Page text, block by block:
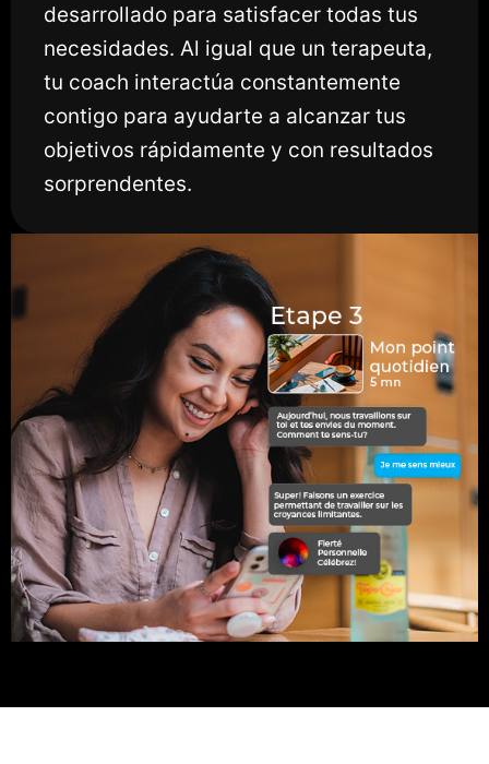
desarrollado para satisfacer todas tus
necesidades. Al igual que un terapeuta,
tu coach interactúa constantemente
contigo para ayudarte a alcanzar tus
objetivos rápidamente y con resultados
sorprendentes.